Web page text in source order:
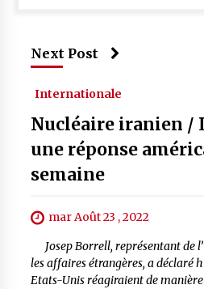
Next Post
Internationale
Nucléaire iranien /
une réponse
semaine
mar Août 23 , 2022
Josep Borrell, représentant de
les affaires étrangères, a déclaré
Etats-Unis réagiraient de